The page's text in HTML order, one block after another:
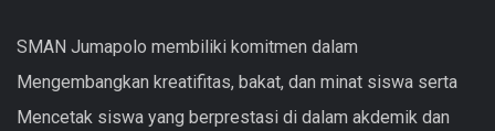
SMAN Jumapolo membiliki komitmen dalam
Mengembangkan kreatifitas, bakat, dan minat siswa serta
Mencetak siswa yang berprestasi di dalam akdemik dan